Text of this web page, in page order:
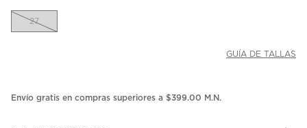
27
GUÍA DE TALLAS
Envío gratis en compras superiores a $399.00 M.N.